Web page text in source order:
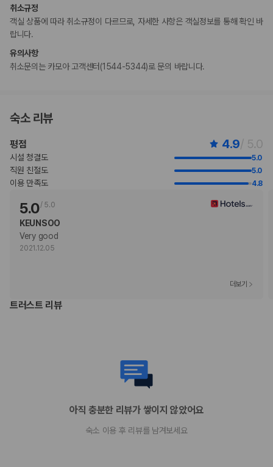
추가 안내사항
간이/추가 침대 이용 불가
현장 결제 유형 및 수단
Visa
Diners Club
American Express
Mastercard
반려동물
장애인 안내 동물 동반 가능
장애인 안내 동물은 요금 및 제한 사항이 면제됩니다.
반려동물 동반 불가
취소규정
객실 상품에 따라 취소규정이 다르므로, 자세한 사항은 객실정보를 통해 확인 바
랍니다.
유의사항
취소문의는 카모아 고객센터(1544-5344)로 문의 바랍니다.
숙소 리뷰
평점 4.9/ 5.0
시설 청결도 5.0
직원 친절도 5.0
이용 만족도 4.8
5.0/ 5.0
KEUNSOO
Very good
2021.12.05
더보기
트러스트 리뷰
아직 충분한 리뷰가 쌓이지 않았어요
숙소 이용 후 리뷰를 남겨보세요